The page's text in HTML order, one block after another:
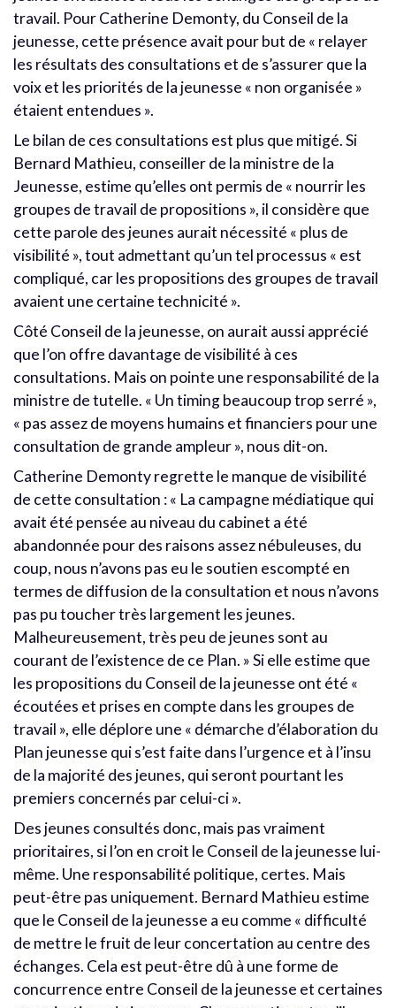
travail. Pour Catherine Demonty, du Conseil de la
jeunesse, cette présence avait pour but de « relayer
les résultats des consultations et de s’assurer que la
voix et les priorités de la jeunesse « non organisée »
étaient entendues ».
Le bilan de ces consultations est plus que mitigé. Si
Bernard Mathieu, conseiller de la ministre de la
Jeunesse, estime qu’elles ont permis de « nourrir les
groupes de travail de propositions », il considère que
cette parole des jeunes aurait nécessité « plus de
visibilité », tout admettant qu’un tel processus « est
compliqué, car les propositions des groupes de travail
avaient une certaine technicité ».
Côté Conseil de la jeunesse, on aurait aussi apprécié
que l’on offre davantage de visibilité à ces
consultations. Mais on pointe une responsabilité de la
ministre de tutelle. « Un timing beaucoup trop serré »,
« pas assez de moyens humains et financiers pour une
consultation de grande ampleur », nous dit-on.
Catherine Demonty regrette le manque de visibilité
de cette consultation : « La campagne médiatique qui
avait été pensée au niveau du cabinet a été
abandonnée pour des raisons assez nébuleuses, du
coup, nous n’avons pas eu le soutien escompté en
termes de diffusion de la consultation et nous n’avons
pas pu toucher très largement les jeunes.
Malheureusement, très peu de jeunes sont au
courant de l’existence de ce Plan. » Si elle estime que
les propositions du Conseil de la jeunesse ont été «
écoutées et prises en compte dans les groupes de
travail », elle déplore une « démarche d’élaboration du
Plan jeunesse qui s’est faite dans l’urgence et à l’insu
de la majorité des jeunes, qui seront pourtant les
premiers concernés par celui-ci ».
Des jeunes consultés donc, mais pas vraiment
prioritaires, si l’on en croit le Conseil de la jeunesse lui-
même. Une responsabilité politique, certes. Mais
peut-être pas uniquement. Bernard Mathieu estime
que le Conseil de la jeunesse a eu comme « difficulté
de mettre le fruit de leur concertation au centre des
échanges. Cela est peut-être dû à une forme de
concurrence entre Conseil de la jeunesse et certaines